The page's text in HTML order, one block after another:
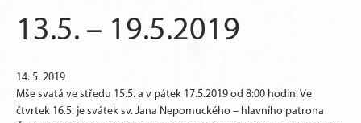
13.5. – 19.5.2019
14. 5. 2019
Mše svatá ve středu 15.5. a v pátek 17.5.2019 od 8:00 hodin. Ve
čtvrtek 16.5. je svátek sv. Jana Nepomuckého – hlavního patrona